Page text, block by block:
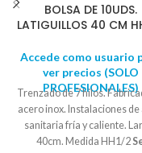
BOLSA DE 10UDS.
LATIGUILLOS 40 CM
Accede como usuario
ver precios (SOLO
PROFESIONALES)
Trenzado de 7 hilos.
acero inox. Instalaciones de
sanitaria fría y caliente.
40cm. Medida HH1/2